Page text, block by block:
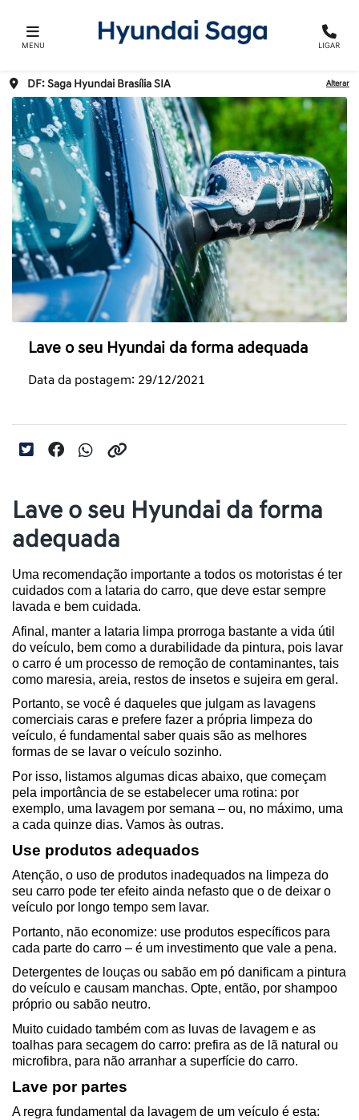
MENU LIGAR
DF: Saga Hyundai Brasília SIA Alterar
Lave o seu Hyundai da forma adequada
Data da postagem: 29/12/2021
Lave o seu Hyundai da forma
adequada
Uma recomendação importante a todos os motoristas é ter
cuidados com a lataria do carro, que deve estar sempre
lavada e bem cuidada.
Afinal, manter a lataria limpa prorroga bastante a vida útil
do veículo, bem como a durabilidade da pintura, pois lavar
o carro é um processo de remoção de contaminantes, tais
como maresia, areia, restos de insetos e sujeira em geral.
Portanto, se você é daqueles que julgam as lavagens
comerciais caras e prefere fazer a própria limpeza do
veículo, é fundamental saber quais são as melhores
formas de se lavar o veículo sozinho.
Por isso, listamos algumas dicas abaixo, que começam
pela importância de se estabelecer uma rotina: por
exemplo, uma lavagem por semana – ou, no máximo, uma
a cada quinze dias. Vamos às outras.
Use produtos adequados
Atenção, o uso de produtos inadequados na limpeza do
seu carro pode ter efeito ainda nefasto que o de deixar o
veículo por longo tempo sem lavar.
Portanto, não economize: use produtos específicos para
cada parte do carro – é um investimento que vale a pena.
Detergentes de louças ou sabão em pó danificam a pintura
do veículo e causam manchas. Opte, então, por shampoo
próprio ou sabão neutro.
Muito cuidado também com as luvas de lavagem e as
toalhas para secagem do carro: prefira as de lã natural ou
microfibra, para não arranhar a superfície do carro.
Lave por partes
A regra fundamental da lavagem de um veículo é esta: